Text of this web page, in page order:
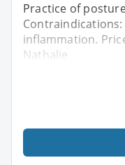
Practice of
inflammation.
Nathalie